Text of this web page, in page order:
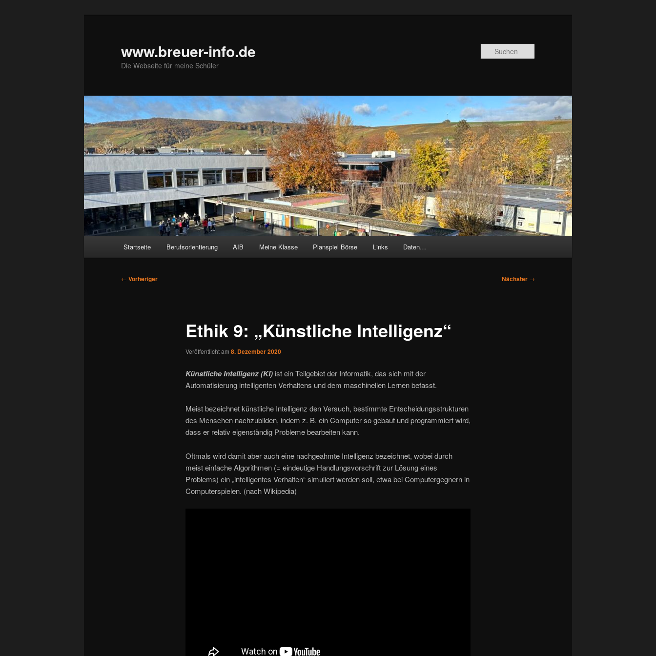
www.breuer-info.de
Die Webseite für meine Schüler
Startseite Berufsorientierung AIB Meine Klasse Planspiel Börse Links Daten…
Beitragsnavigation
← Vorheriger Nächster →
Ethik 9: „Künstliche Intelligenz“
Veröffentlicht am 8. Dezember 2020
Künstliche Intelligenz (KI)ist ein Teilgebiet der Informatik, das sich mit der
Automatisierung intelligenten Verhaltens und dem maschinellen Lernen befasst.
Meist bezeichnet künstliche Intelligenz den Versuch, bestimmte Entscheidungsstrukturen
des Menschen nachzubilden, indem z. B. ein Computer so gebaut und programmiert wird,
dass er relativ eigenständig Probleme bearbeiten kann.
Oftmals wird damit aber auch eine nachgeahmte Intelligenz bezeichnet, wobei durch
meist einfache Algorithmen (= eindeutige Handlungsvorschrift zur Lösung eines
Problems) ein „intelligentes Verhalten“ simuliert werden soll, etwa bei Computergegnern in
Computerspielen. (nach Wikipedia)